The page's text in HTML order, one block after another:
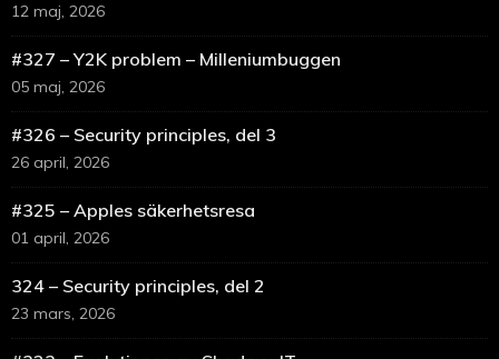
12 maj, 2026
#327 – Y2K problem – Milleniumbuggen
05 maj, 2026
#326 – Security principles, del 3
26 april, 2026
#325 – Apples säkerhetsresa
01 april, 2026
324 – Security principles, del 2
23 mars, 2026